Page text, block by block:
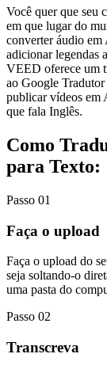
Você quer que seu
em que lugar do
converter áudio
adicionar legendas
VEED oferece um
ao Google
publicar vídeos em
que fala Inglês.
Como
para Texto:
Passo 01
Faça o upload
Faça o upload do
seja soltando-o
uma pasta do
Passo 02
Transcreva